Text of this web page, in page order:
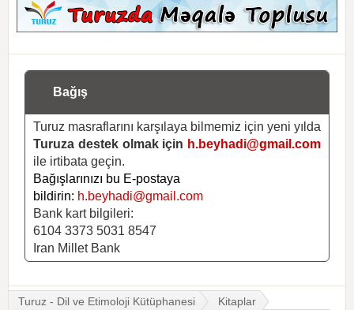
Bağış
Turuz masraflarını karşılaya bilmemiz için yeni yılda
Turuza destek olmak için h.beyhadi@gmail.com
ile irtibata geçin.
Bağışlarınızı bu E-postaya
bildirin: h.beyhadi@gmail.com
Bank kart bilgileri:
6104 3373 5031 8547
Iran Millet Bank
Turuz - Dil ve Etimoloji Kütüphanesi
Kitaplar